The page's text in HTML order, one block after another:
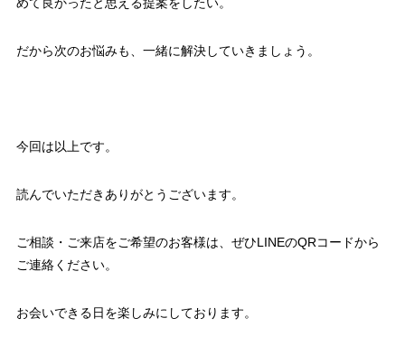
だから次のお悩みも、一緒に解決していきましょう。
今回は以上です。
読んでいただきありがとうございます。
ご相談・ご来店をご希望のお客様は、ぜひLINEのQRコードから
ご連絡ください。
お会いできる日を楽しみにしております。